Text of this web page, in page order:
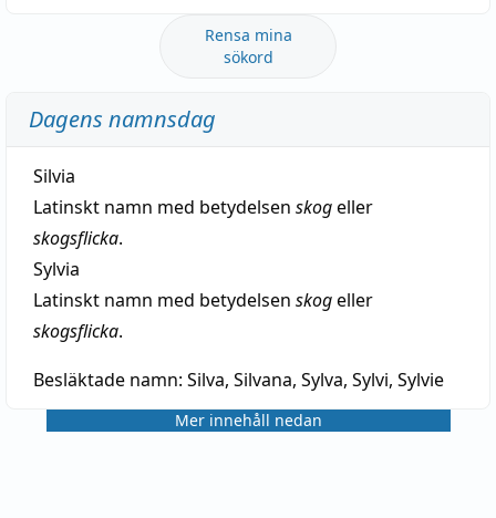
Rensa mina
sökord
Dagens namnsdag
Silvia
Latinskt namn med betydelsen skogeller
skogsflicka.
Sylvia
Latinskt namn med betydelsen skogeller
skogsflicka.
Besläktade namn: Silva, Silvana, Sylva, Sylvi, Sylvie
Mer innehåll nedan